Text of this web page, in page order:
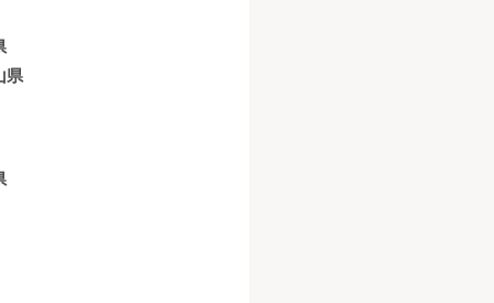
県